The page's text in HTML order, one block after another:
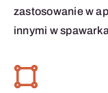
zastosowanie w
innymi w